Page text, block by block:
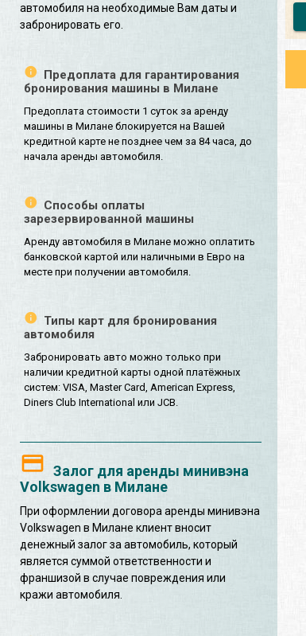
автомобиля на необходимые Вам даты и
забронировать его.
Предоплата для гарантирования
бронирования машины в Милане
Предоплата стоимости 1 суток за аренду
машины в Милане блокируется на Вашей
кредитной карте не позднее чем за 84 часа, до
начала аренды автомобиля.
Способы оплаты
зарезервированной машины
Аренду автомобиля в Милане можно оплатить
банковской картой или наличными в Евро на
месте при получении автомобиля.
Типы карт для бронирования
автомобиля
Забронировать авто можно только при
наличии кредитной карты одной платёжных
систем: VISA, Master Card, American Express,
Diners Club International или JCB.
Залог для аренды минивэна
Volkswagen в Милане
При оформлении договора аренды минивэна
Volkswagen в Милане клиент вносит
денежный залог за автомобиль, который
является суммой ответственности и
франшизой в случае повреждения или
кражи автомобиля.